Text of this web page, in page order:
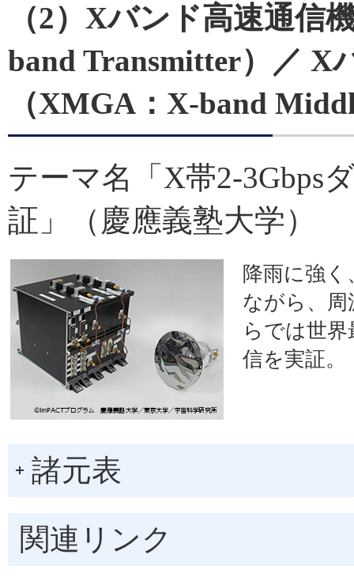
（2）Xバンド高速通信
band Transmitter）／ X
（XMGA：X-band
テーマ名「X帯2-3Gbps
証」（慶應義塾大学）
降雨に強
ながら、周
らでは世
信を実証。
諸元表
関連リンク